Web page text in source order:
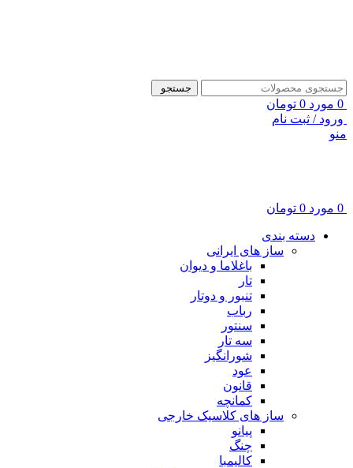
جستجو
0 مورد 0 تومان
ورود / ثبت نام
منو
0 مورد 0 تومان
دسته بندی
ساز های ایرانی
باغلاما و دیوان
تار
تنبور و دوتار
رباب
سنتور
سه تار
شورانگیز
عود
قانون
کمانچه
ساز های کلاسیک خارجی
پیانو
چنگ
کالیمبا